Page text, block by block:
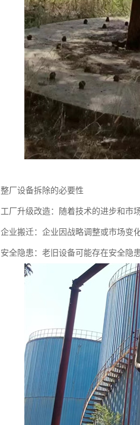
整厂设备拆除的必要性
工厂升级改造：随着技术的进步和市
企业搬迁：企业因战略调整或市场变
安全隐患：老旧设备可能存在安全隐